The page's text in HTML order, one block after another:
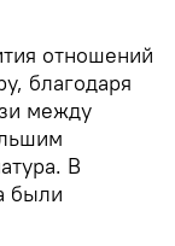
отношений
благодаря
между
В
были